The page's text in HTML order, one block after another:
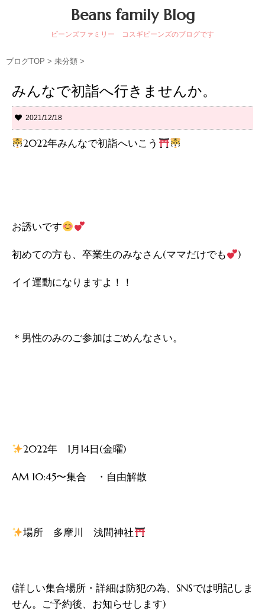
Beans family Blog
ビーンズファミリー コスギビーンズのブログです
ブログTOP > 未分類 >
みんなで初詣へ行きませんか。
2021/12/18
2022年みんなで初詣へいこう
お誘いです
初めての方も、卒業生のみなさん(ママだけでも )
イイ運動になりますよ！！
＊男性のみのご参加はごめんなさい。
2022年 1月14日(金曜)
AM 10:45〜集合 ・自由解散
場所 多摩川 浅間神社
(詳しい集合場所・詳細は防犯の為、SNSでは明記しま
せん。ご予約後、お知らせします)